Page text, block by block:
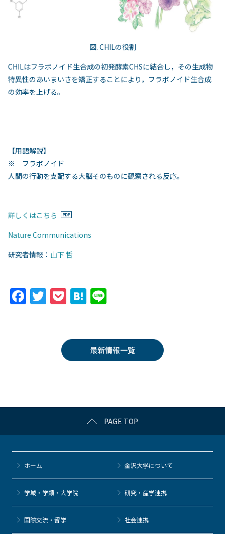
図. CHILの役割
CHILはフラボノイド生合成の初発酵素CHSに結合し，その生成物
特異性のあいまいさを矯正することにより，フラボノイド生合成
の効率を上げる。
【用語解説】
※ フラボノイド
人間の行動を支配する大脳そのものに観察される反応。
詳しくはこちら
Nature Communications
研究者情報： 山下 哲
F
k
T
er
P
k
et
H
n
a
最新情報一覧
PAGE TOP
ホーム 金沢大学について
学域・学類・大学院 研究・産学連携
国際交流・留学 社会連携